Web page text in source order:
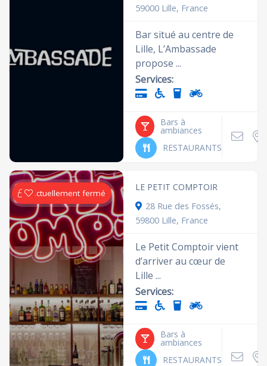
59000 Lille, France
Bar situé au centre de
Lille, L’Ambassade
propose ...
Services:
Bars à
ambiances
RESTAURANTS
Actuellement fermé
LE PETIT COMPTOIR
28 Rue des Fossés,
59800 Lille, France
Le Petit Comptoir vient
d’arriver au cœur de
Lille ...
Services:
Bars à
ambiances
RESTAURANTS